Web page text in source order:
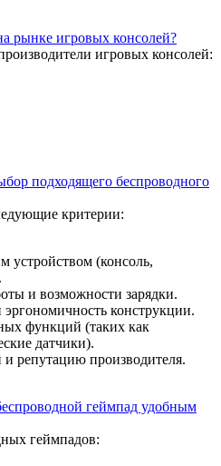
рынке игровых консолей?
игровых консолей:
подходящего беспроводного
критерии:
устройством (консоль,
и возможности зарядки.
эргономичность конструкции.
функций (таких как
датчики).
репутацию производителя.
геймпад удобным
геймпадов: